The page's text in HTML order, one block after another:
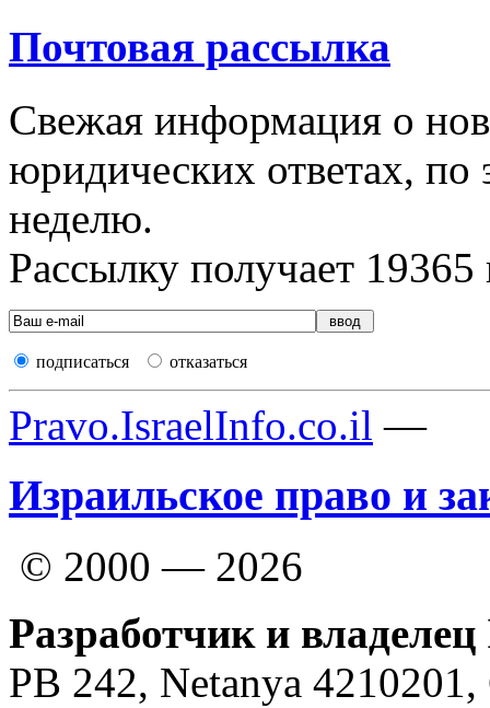
Почтовая рассылка
Свежая информация о
юридических ответах, по
неделю.
Рассылку получает 19365
подписаться отказаться
Pravo.IsraelInfo.co.il —
Израильское право и
© 2000 — 2026
Разработчик и
PB 242, Netanya